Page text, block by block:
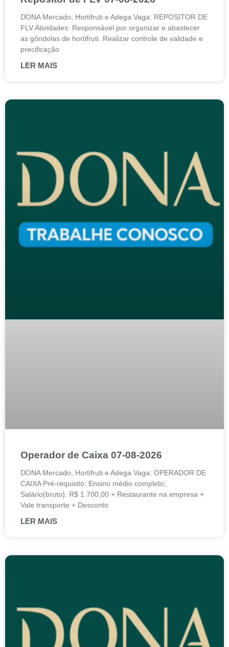
DONA Mercado, Hortifruti e Adega Vaga: REPOSITOR DE
FLV Atividades: Responsável por organizar e abastecer
as gôndolas de hortifruti. Realizar controle de validade e
precificação
LER MAIS
Operador de Caixa 07-08-2026
DONA Mercado, Hortifruti e Adega Vaga: OPERADOR DE
CAIXA Pré-requisito: Ensino médio completo;
Salário(bruto): R$ 1.700,00 + Restaurante na empresa +
Vale transporte + Desconto
LER MAIS